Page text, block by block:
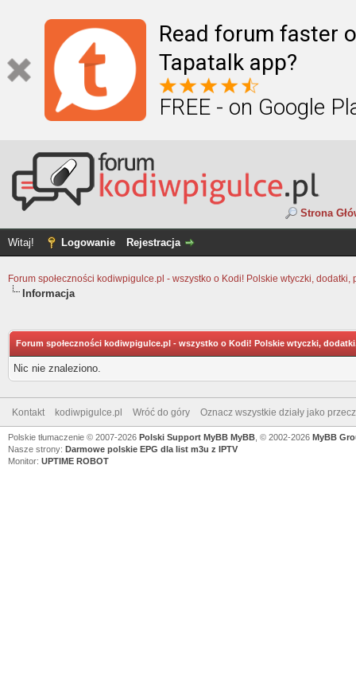
Read forum faster
Tapatalk app?
FREE - on Google
Strona
Witaj! Logowanie Rejestracja
Forum społeczności kodiwpigulce.pl - wszystko o Kodi! Polskie wtyczki, dodatki,
Informacja
Forum społeczności kodiwpigulce.pl - wszystko o Kodi! Polskie wtyczki,
Nic nie znaleziono.
Kontakt kodiwpigulce.pl Wróć do góry Oznacz wszystkie działy jako
Polskie tłumaczenie © 2007-2026 Polski Support MyBB MyBB , © 2002-2026 MyBB
Nasze strony: Darmowe polskie EPG dla list m3u z IPTV
Monitor: UPTIME ROBOT